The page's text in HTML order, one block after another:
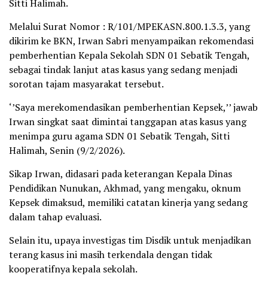
Sitti Halimah.
Melalui Surat Nomor : R/101/MPEKASN.800.1.3.3, yang
dikirim ke BKN, Irwan Sabri menyampaikan rekomendasi
pemberhentian Kepala Sekolah SDN 01 Sebatik Tengah,
sebagai tindak lanjut atas kasus yang sedang menjadi
sorotan tajam masyarakat tersebut.
‘’Saya merekomendasikan pemberhentian Kepsek,’’ jawab
Irwan singkat saat dimintai tanggapan atas kasus yang
menimpa guru agama SDN 01 Sebatik Tengah, Sitti
Halimah, Senin (9/2/2026).
Sikap Irwan, didasari pada keterangan Kepala Dinas
Pendidikan Nunukan, Akhmad, yang mengaku, oknum
Kepsek dimaksud, memiliki catatan kinerja yang sedang
dalam tahap evaluasi.
Selain itu, upaya investigas tim Disdik untuk menjadikan
terang kasus ini masih terkendala dengan tidak
kooperatifnya kepala sekolah.